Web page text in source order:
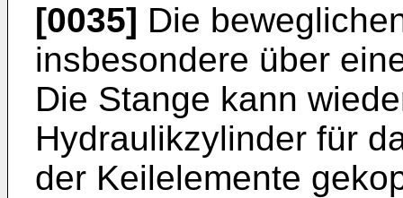
[0035] Die
insbesondere über
Die Stange kann
Hydraulikzylinder für
der Keilelemente